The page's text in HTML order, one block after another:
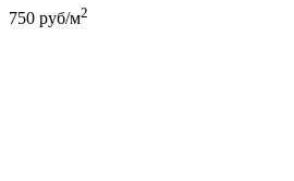
750 руб/м2